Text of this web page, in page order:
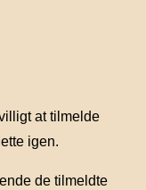
at tilmelde
igen.
de tilmeldte